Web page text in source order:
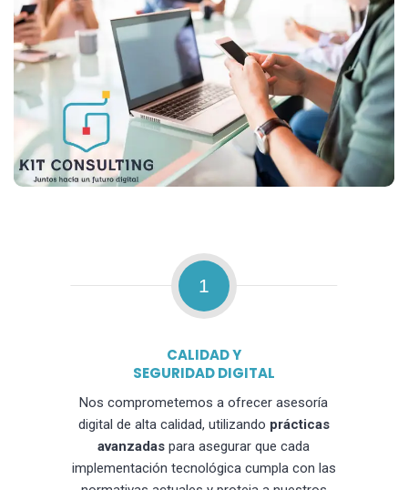
1
CALIDAD Y
SEGURIDAD DIGITAL
Nos comprometemos a ofrecer asesoría
digital de alta calidad, utilizando prácticas
avanzadas para asegurar que cada
implementación tecnológica cumpla con las